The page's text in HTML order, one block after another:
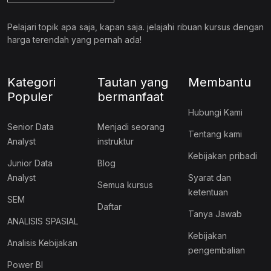
Pelajari topik apa saja, kapan saja. jelajahi ribuan kursus dengan
harga terendah yang pernah ada!
Kategori
Populer
Senior Data
Analyst
Junior Data
Analyst
SEM
ANALISIS SPASIAL
Analisis Kebijakan
Power BI
Tautan yang
bermanfaat
Menjadi seorang
instruktur
Blog
Semua kursus
Daftar
Membantu
Hubungi Kami
Tentang kami
Kebijakan pribadi
Syarat dan
ketentuan
Tanya Jawab
Kebijakan
pengembalian